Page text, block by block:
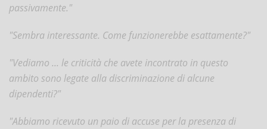
passivamente."
"Sembra interessante. Come funzionerebbe esattamente?"
"Vediamo ... le criticità che avete incontrato in questo
ambito sono legate alla discriminazione di alcune
dipendenti?"
"Abbiamo ricevuto un paio di accuse per la presenza di